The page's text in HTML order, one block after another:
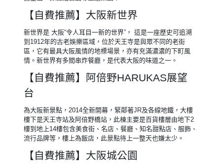
HOTEL 心齋橋 SARASA HOTEL
Shinsaibashi 或 SARASA HOTEL 難波
SARASA HOTEL Namba 或 大阪谷町君星
飯店新深江59 Tanimachikun Star Hotel
Shinfukae 59 或 大阪谷町君星飯店-九条27
號 Gumachi-kun Hoshi Hotel Kujo 27 或 大
阪谷町君星酒店惠美須西48 Tanimachikun
Osaka Bay Plaza Hotel 或同等級
【自費推薦】日本環球影城樂園
到大阪絕對不能錯過《環球影城》，推薦暢玩一日遊，讓您從